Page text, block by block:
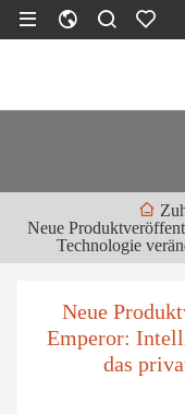
Neue
Technologie
Neue
Emperor:
das